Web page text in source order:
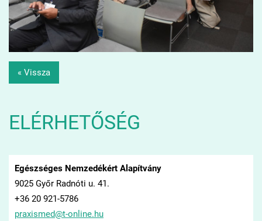
« Vissza
ELÉRHETŐSÉG
Egészséges Nemzedékért Alapítvány
9025 Győr Radnóti u. 41.
+36 20 921-5786
praxismed@t-online.hu